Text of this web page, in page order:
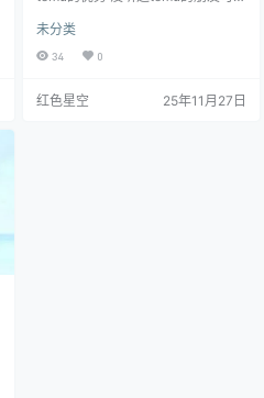
就像是给你提供了一个大市场。它
的用户群体庞大，具有多样化的商
品选择，适合各类不同的市场需
售文具，起初也不过是想试试看，
未分类
34 0
红色星空 25年11月27日